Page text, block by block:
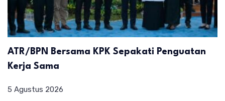
ATR/BPN Bersama KPK Sepakati Penguatan
Kerja Sama
5 Agustus 2026